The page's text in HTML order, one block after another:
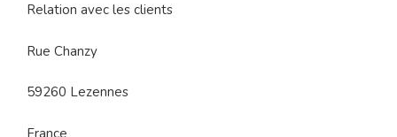
Relation avec les clients
Rue Chanzy
59260 Lezennes
France